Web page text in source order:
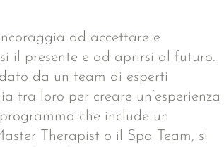
ad accettare e
il presente e ad aprirsi al futuro.
da un team di esperti
tra loro per creare un’esperienza
che include un
Therapist o il Spa Team, si